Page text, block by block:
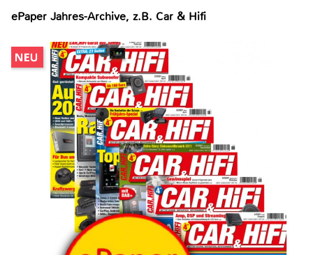
ePaper Jahres-Archive, z.B. Car & Hifi